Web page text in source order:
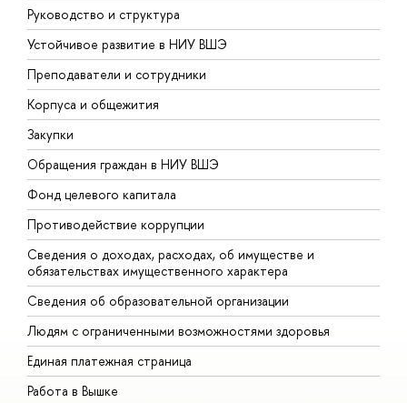
Руководство и структура
Устойчивое развитие в НИУ ВШЭ
Преподаватели и сотрудники
Корпуса и общежития
Закупки
Обращения граждан в НИУ ВШЭ
Фонд целевого капитала
Противодействие коррупции
Сведения о доходах, расходах, об имуществе и
обязательствах имущественного характера
Сведения об образовательной организации
Людям с ограниченными возможностями здоровья
Единая платежная страница
Работа в Вышке